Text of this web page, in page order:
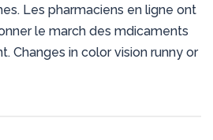
Les pharmaciens en ligne ont
le march des mdicaments
Changes in color vision runny or